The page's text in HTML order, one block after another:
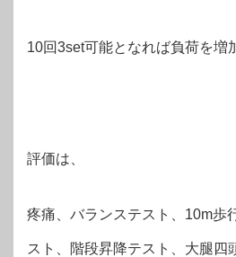
10回3set可能となれば負荷を増
評価は、
疼痛、バランステスト、10m歩
スト、階段昇降テスト、大腿四